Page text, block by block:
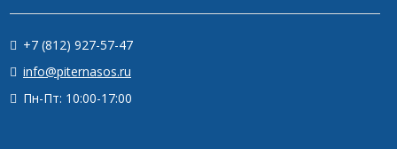
+7 (812) 927-57-47
info@piternasos.ru
Пн-Пт: 10:00-17:00